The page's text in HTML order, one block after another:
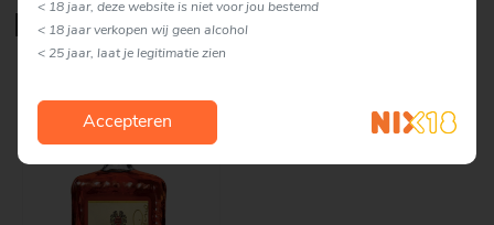
Lekker om erbij te serveren
< 18 jaar, deze website is niet voor jou bestemd
< 18 jaar verkopen wij geen alcohol
< 25 jaar, laat je legitimatie zien
Accepteren